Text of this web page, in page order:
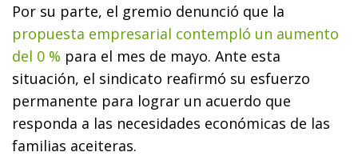
Por su parte, el gremio denunció que la
propuesta empresarial contempló un aumento
del 0 % para el mes de mayo. Ante esta
situación, el sindicato reafirmó su esfuerzo
permanente para lograr un acuerdo que
responda a las necesidades económicas de las
familias aceiteras.